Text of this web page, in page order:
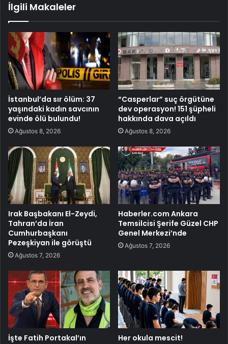
İlgili Makaleler
İstanbul’da sır ölüm: 37
yaşındaki kadın savcının
evinde ölü bulundu!
Ağustos 8, 2026
“Casperlar” suç örgütüne
dev operasyon! 151 şüpheli
hakkında dava açıldı
Ağustos 8, 2026
Irak Başbakanı El-Zeydi,
Tahran’da İran
Cumhurbaşkanı
Pezeşkiyan ile görüştü
Ağustos 7, 2026
Haberler.com Ankara
Temsilcisi Şerife Güzel CHP
Genel Merkezi’nde
Ağustos 7, 2026
İşte Fatih Portakal’ın
Her okula mescit!